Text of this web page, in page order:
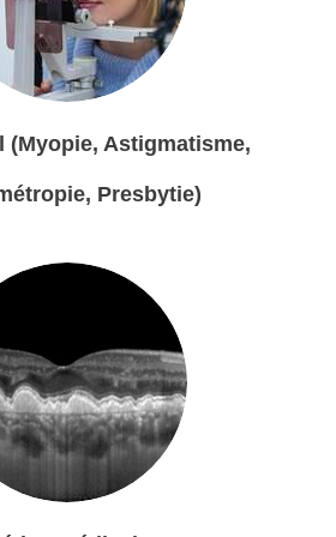
(Myopie, Astigmatisme,
Presbytie)